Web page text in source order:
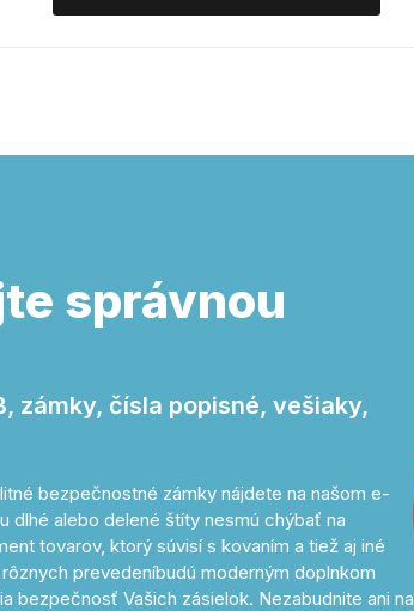
správnou
zámky, čísla popisné, vešiaky,
bezpečnostné zámky nájdete na našom e-
dlhé alebo delené štíty nesmú chýbať na
tovarov, ktorý súvisí s kovaním a tiež aj iné
prevedeníbudú moderným doplnkom
bezpečnosť Vašich zásielok. Nezabudnite ani na